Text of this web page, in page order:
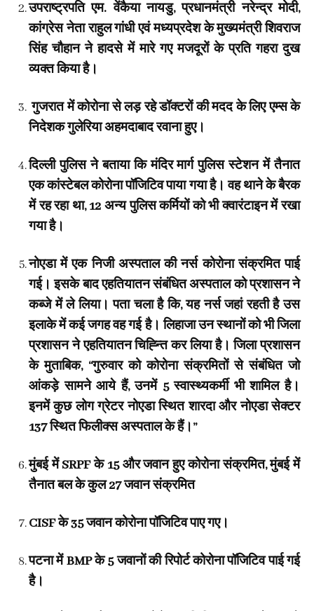
उपराष्ट्रपति एम. वेंकैया नायडु, प्रधानमंत्री नरेन्द्र मोदी,
कांग्रेस नेता राहुल गांधी एवं मध्यप्रदेश के मुख्यमंत्री शिवराज
सिंह चौहान ने हादसे में मारे गए मजदूरों के प्रति गहरा दुख
व्यक्त किया है।
गुजरात में कोरोना से लड़ रहे डॉक्टरों की मदद के लिए एम्स के
निदेशक गुलेरिया अहमदाबाद रवाना हुए।
दिल्ली पुलिस ने बताया कि मंदिर मार्ग पुलिस स्टेशन में तैनात
एक कांस्टेबल कोरोना पॉजिटिव पाया गया है। वह थाने के बैरक
में रह रहा था, 12 अन्य पुलिस कर्मियों को भी क्वारंटाइन में रखा
गया है।
नोएडा में एक निजी अस्पताल की नर्स कोरोना संक्रमित पाई
गई। इसके बाद एहतियातन संबंधित अस्पताल को प्रशासन ने
कब्जे में ले लिया। पता चला है कि, यह नर्स जहां रहती है उस
इलाके में कई जगह वह गई है। लिहाजा उन स्थानों को भी जिला
प्रशासन ने एहतियातन चिह्न्ति कर लिया है। जिला प्रशासन
के मुताबिक, “गुरुवार को कोरोना संक्रमितों से संबंधित जो
आंकड़े सामने आये हैं, उनमें 5 स्वास्थ्यकर्मी भी शामिल है।
इनमें कुछ लोग ग्रेटर नोएडा स्थित शारदा और नोएडा सेक्टर
137 स्थित फिलीक्स अस्पताल के हैं।”
मुंबई में SRPF के 15 और जवान हुए कोरोना संक्रमित, मुंबई में
तैनात बल के कुल 27 जवान संक्रमित
CISF के 35 जवान कोरोना पॉजिटिव पाए गए।
पटना में BMP के 5 जवानों की रिपोर्ट कोरोना पॉजिटिव पाई गई
है।